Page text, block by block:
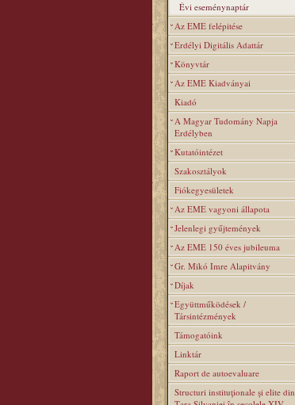
Évi eseménynaptár
Az EME felépitése
Erdélyi Digitális Adattár
Könyvtár
Az EME Kiadványai
Kiadó
A Magyar Tudomány Napja
Erdélyben
Kutatóintézet
Szakosztályok
Fiókegyesületek
Az EME vagyoni állapota
Jelenlegi gyűjtemények
Az EME 150 éves jubileuma
Gr. Mikó Imre Alapitvány
Díjak
Együttműködések /
Társintézmények
Támogatóink
Linktár
Raport de autoevaluare
Structuri instituţionale şi elite din